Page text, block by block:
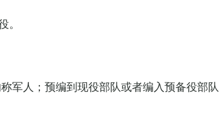
军人；预编到现役部队或者编入预备役部队